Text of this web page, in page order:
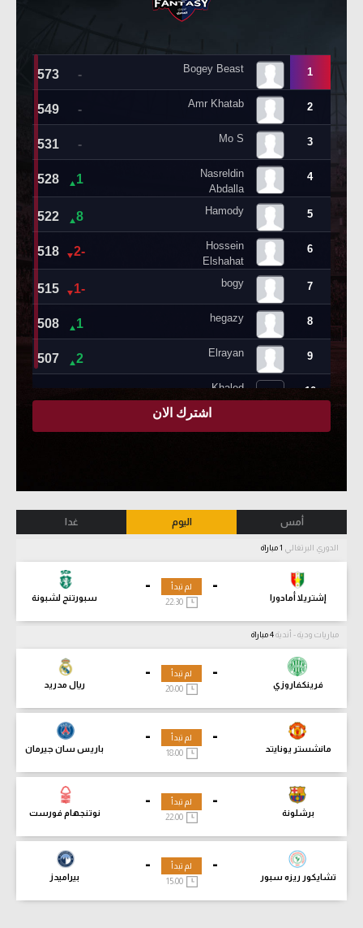
أمس اليوم غدا
الدوري البرتغالي
-
إشتريلا أمادورا
-
سبورتنج لشبونة
لم تبدأ
مباريات ودية - أندية
-
فرينكفاروزي
-
ريال مدريد
لم تبدأ
-
مانشستر يونايتد
-
باريس سان جيرمان
لم تبدأ
18:00
-
برشلونة
-
نوتنجهام فورست
لم تبدأ
-
تشايكور ريزه سبور
-
بيراميدز
لم تبدأ
15:00